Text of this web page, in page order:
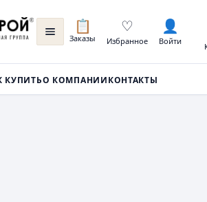
📋
Заказы
♡
Избранное
👤
Войти
КУПИТЬО КОМПАНИИКОНТАКТЫ